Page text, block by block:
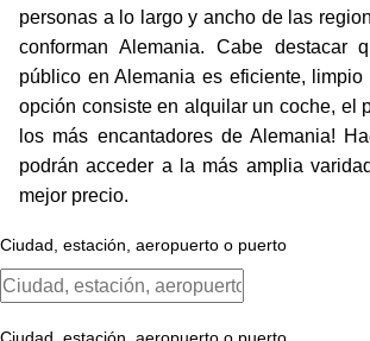
personas a lo largo y ancho de las
conforman Alemania. Cabe destacar
público en Alemania es eficiente, limpio
opción consiste en alquilar un coche, el
los más encantadores de Alemania!
podrán acceder a la más amplia
mejor precio.